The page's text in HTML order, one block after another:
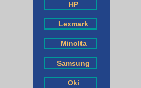
HP
Lexmark
Minolta
Samsung
Oki